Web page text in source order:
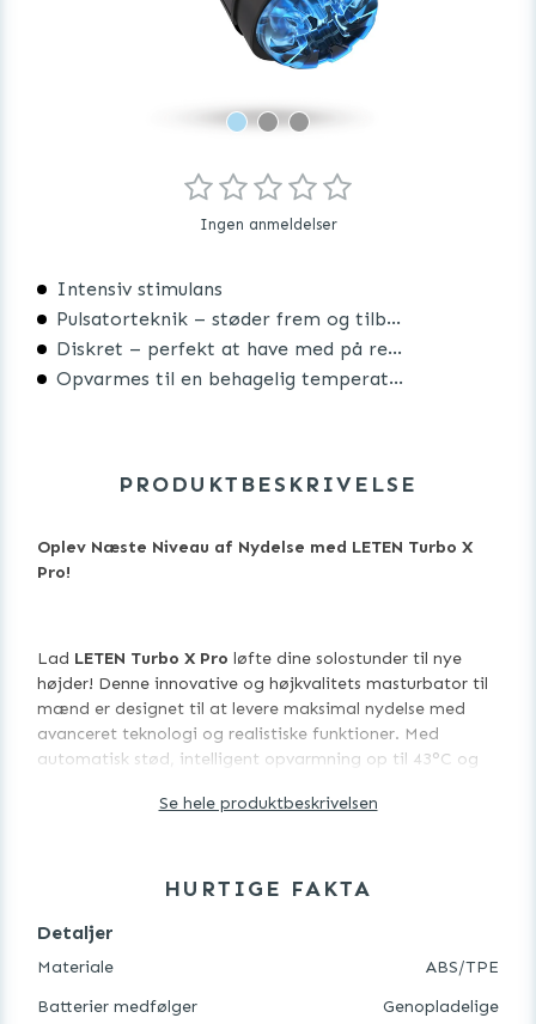
Intensiv stimulans
Pulsatorteknik – støder frem og tilbage
Diskret – perfekt at have med på rejse
Opvarmes til en behagelig temperatur
Ingen anmeldelser
PRODUKTBESKRIVELSE
Oplev Næste Niveau af Nydelse med LETEN Turbo X
Pro!
Lad LETEN Turbo X Pro løfte dine solostunder til nye
højder! Denne innovative og højkvalitets masturbator til
mænd er designet til at levere maksimal nydelse med
avanceret teknologi og realistiske funktioner. Med
automatisk stød, intelligent opvarmning op til 43°C og
virkelighedstro oplevelse, der opfylder dine dybeste
Hvorfor vælge LETEN Turbo X Pro?
Se hele produktbeskrivelsen
HURTIGE FAKTA
Detaljer
Materiale
ABS/TPE
Batterier medfølger
Genopladelige